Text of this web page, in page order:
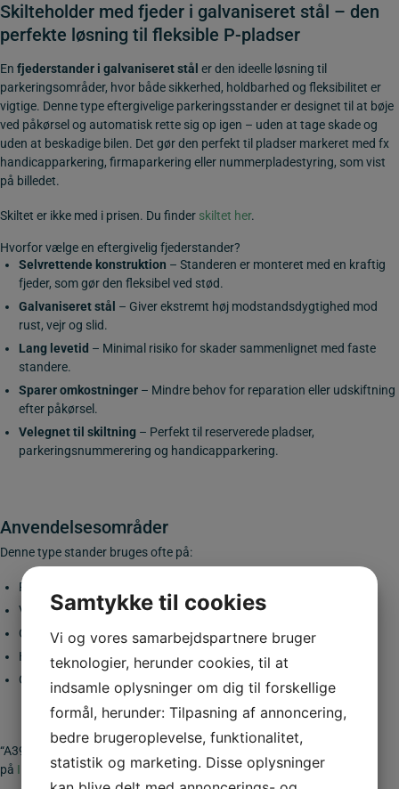
Skilteholder med fjeder i galvaniseret stål – den
perfekte løsning til fleksible P-pladser
En fjederstander i galvaniseret stål er den ideelle løsning til
parkeringsområder, hvor både sikkerhed, holdbarhed og fleksibilitet er
vigtige. Denne type eftergivelige parkeringsstander er designet til at bøje
ved påkørsel og automatisk rette sig op igen – uden at tage skade og
uden at beskadige bilen. Det gør den perfekt til pladser markeret med fx
handicapparkering, firmaparkering eller nummerpladestyring, som vist
på billedet.
Skiltet er ikke med i prisen. Du finder skiltet her.
Hvorfor vælge en eftergivelig fjederstander?
Selvrettende konstruktion – Standeren er monteret med en kraftig
fjeder, som gør den fleksibel ved stød.
Galvaniseret stål – Giver ekstremt høj modstandsdygtighed mod
rust, vejr og slid.
Lang levetid – Minimal risiko for skader sammenlignet med faste
standere.
Sparer omkostninger – Mindre behov for reparation eller udskiftning
efter påkørsel.
Velegnet til skiltning – Perfekt til reserverede pladser,
parkeringsnummerering og handicapparkering.
Anvendelsesområder
Denne type stander bruges ofte på:
Private parkeringspladser
Virksomheders parkeringsområder
Offentlige P-pladser med særlig markering
Handicapparkeringer
Områder hvor biler ofte manøvrerer tæt på skilte
“A39.dk – en del af INFRA GROUP
på INFRA GROUP
Samtykke til cookies
Vi og vores samarbejdspartnere bruger
teknologier, herunder cookies, til at
indsamle oplysninger om dig til forskellige
formål, herunder: Tilpasning af annoncering,
bedre brugeroplevelse, funktionalitet,
statistik og marketing. Disse oplysninger